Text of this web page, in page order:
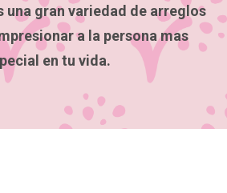
una gran variedad de arreglos
a la persona mas
en tu vida.